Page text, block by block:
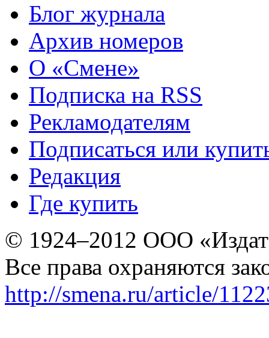
Блог журнала
Архив номеров
О «Смене»
Подписка на RSS
Рекламодателям
Подписаться или
Редакция
Где купить
© 1924–2012 ООО
Все права охраняются
http://smena.ru/article/